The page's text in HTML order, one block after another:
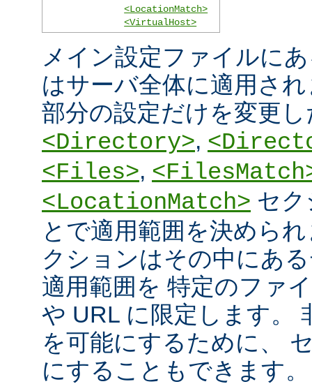
<LocationMatch>
<VirtualHost>
メイン設定ファイルに
はサーバ全体に適用さ
部分の設定だけを変更
<Directory>,
<Files>,
<LocationMatch> セ
とで適用範囲を決めら
クションはその中にあ
適用範囲を 特定のファ
や URL に限定します。
を可能にするために、
にすることもできます。